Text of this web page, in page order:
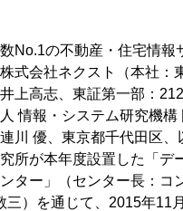
No.1の不動産・住宅情報
式会社ネクスト（本社：
上高志、東証第一部：
情報・システム研究機構
連川 優、東京都千代田区
所が本年度設置した「デ
ター」（センター長：コ
三）を通じて、2015年11